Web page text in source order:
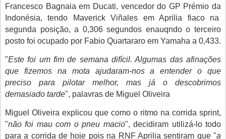
Francesco Bagnaia em Ducati, vencedor do GP Prémio da
Indonésia, tendo Maverick Viñales em Aprilia fiaco na
segunda posição, a 0,306 segundos enauqndo o terceiro
posto foi ocupado por Fabio Quartararo em Yamaha a 0,433.
"Este foi um fim de semana difícil. Algumas das afinações
que fizemos na mota ajudaram-nos a entender o que
preciso para pilotar melhor, mas já o descobrimos
demasiado tarde", palavras de Miguel Oliveira
Miguel Oliveira explicou que como o ritmo na corrida sprint,
"não foi mau com o pneu macio", decidiram utilizá-lo todo
para a corrida de hoje pois na RNF Aprilia sentiram que "a